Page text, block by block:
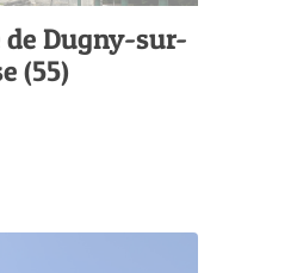
Dugny-sur-
(55)